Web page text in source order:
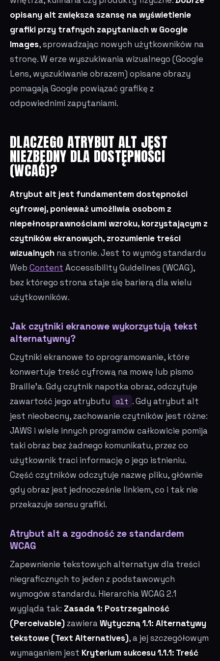
opisany alt zwiększa szansę na wyświetlenie
grafiki przy trafnych zapytaniach w Google
Images, sprowadzając nowych użytkowników na
stronę. W erze wyszukiwania wizualnego (Google
Lens, wyszukiwanie obrazem) opisane obrazy
pomagają Google powiązać grafikę z
odpowiednimi zapytaniami.
DLACZEGO ATRYBUT ALT JEST
NIEZBĘDNY DLA DOSTĘPNOŚCI
(WCAG)?
Atrybut alt jest fundamentem dostępności
cyfrowej, ponieważ umożliwia osobom z
niepełnosprawnościami wzroku, korzystającym z
czytników ekranowych, zrozumienie treści
wizualnych na stronie. Jest to wymóg standardu
Web Content Accessibility Guidelines (WCAG),
bez którego strona staje się barierą dla wielu
użytkowników.
Jak czytniki ekranowe wykorzystują tekst
alternatywny?
Czytniki ekranowe to oprogramowanie, które
konwertuje treść cyfrową na mowę lub pismo
Braille'a. Gdy czytnik napotka obraz, odczytuje
zawartość jego atrybutu alt . Gdy atrybut alt
jest nieobecny, zachowanie czytników jest różne:
JAWS i wiele innych programów całkowicie pomija
taki obraz bez żadnego komunikatu, przez co
użytkownik traci informację o jego istnieniu.
Część czytników odczytuje nazwę pliku, głównie
gdy obraz jest jednocześnie linkiem, co i tak nie
przekazuje sensu grafiki.
Atrybut alt a zgodność ze standardem
WCAG
Zapewnienie tekstowych alternatyw dla treści
niegraficznych to jeden z podstawowych
wymogów standardu. Hierarchia WCAG 2.1
wygląda tak: Zasada 1: Postrzegalność
(Perceivable)zawieraWytyczną 1.1: Alternatywy
tekstowe (Text Alternatives), a jej szczegółowym
wymaganiem jest Kryterium sukcesu 1.1.1: Treść